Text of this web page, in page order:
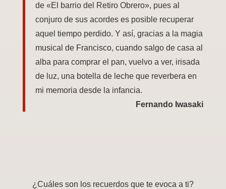
de «El barrio del Retiro Obrero», pues al
conjuro de sus acordes es posible recuperar
aquel tiempo perdido. Y así, gracias a la magia
musical de Francisco, cuando salgo de casa al
alba para comprar el pan, vuelvo a ver, irisada
de luz, una botella de leche que reverbera en
mi memoria desde la infancia.
Fernando Iwasaki
¿Cuáles son los recuerdos que te evoca a ti?